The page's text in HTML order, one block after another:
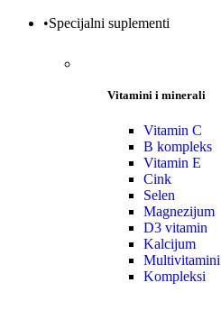
•Specijalni suplementi
Vitamini i minerali
Vitamin C
B kompleks
Vitamin E
Cink
Selen
Magnezijum
D3 vitamin
Kalcijum
Multivitamini
Kompleksi